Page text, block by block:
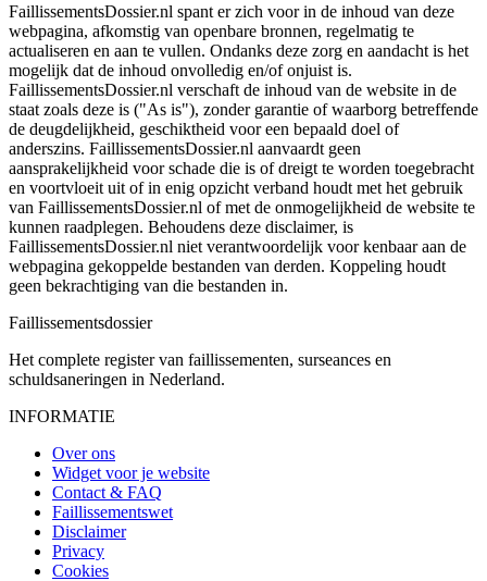
FaillissementsDossier.nl spant er zich voor in de inhoud van deze
webpagina, afkomstig van openbare bronnen, regelmatig te
actualiseren en aan te vullen. Ondanks deze zorg en aandacht is het
mogelijk dat de inhoud onvolledig en/of onjuist is.
FaillissementsDossier.nl verschaft de inhoud van de website in de
staat zoals deze is ("As is"), zonder garantie of waarborg betreffende
de deugdelijkheid, geschiktheid voor een bepaald doel of
anderszins. FaillissementsDossier.nl aanvaardt geen
aansprakelijkheid voor schade die is of dreigt te worden toegebracht
en voortvloeit uit of in enig opzicht verband houdt met het gebruik
van FaillissementsDossier.nl of met de onmogelijkheid de website te
kunnen raadplegen. Behoudens deze disclaimer, is
FaillissementsDossier.nl niet verantwoordelijk voor kenbaar aan de
webpagina gekoppelde bestanden van derden. Koppeling houdt
geen bekrachtiging van die bestanden in.
Faillissementsdossier
Het complete register van faillissementen, surseances en
schuldsaneringen in Nederland.
INFORMATIE
Over ons
Widget voor je website
Contact & FAQ
Faillissementswet
Disclaimer
Privacy
Cookies